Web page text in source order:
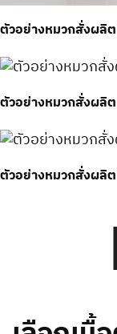
ตัวอย่างหมวกสั่งผลิ
ตัวอย่างหมวกสั่งผลิ
ตัวอย่างหมวกสั่งผลิ